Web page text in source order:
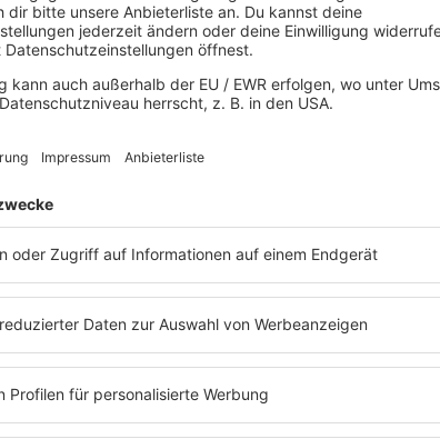
TEXTKUNDE
Rain"
Persönliche Geschichte
MEHR LESEN